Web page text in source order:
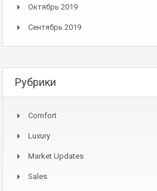
Октябрь 2019
Сентябрь 2019
Рубрики
Comfort
Luxury
Market Updates
Sales